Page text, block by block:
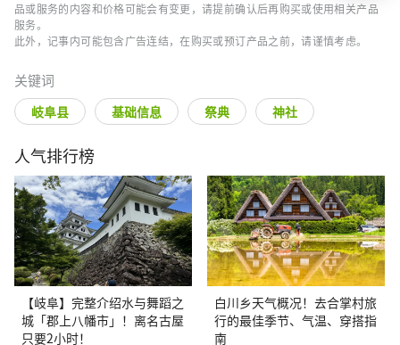
品或服务的内容和价格可能会有变更，请提前确认后再购买或使用相关产品
服务。
此外，记事内可能包含广告连结，在购买或预订产品之前，请谨慎考虑。
关键词
岐阜县 基础信息 祭典 神社
人气排行榜
【岐阜】完整介绍水与舞蹈之
城「郡上八幡市」！离名古屋
只要2小时！
白川乡天气概况！去合掌村旅
行的最佳季节、气温、穿搭指
南